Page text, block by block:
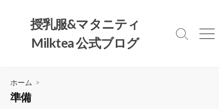
へ
授乳服&マタニティ
Milktea 公式ブログ
検
メ
ホーム >
準備